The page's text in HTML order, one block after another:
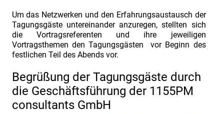
Um das Netzwerken und den Erfahrungsaustausch der
Tagungsgäste untereinander anzuregen, stellten sich
die Vortragsreferenten und ihre jeweiligen
Vortragsthemen den Tagungsgästen vor Beginn des
festlichen Teil des Abends vor.
Begrüßung der Tagungsgäste durch
die Geschäftsführung der 1155PM
consultants GmbH
und
Referentenvorstellung
Herr
Schubert
und
Herr